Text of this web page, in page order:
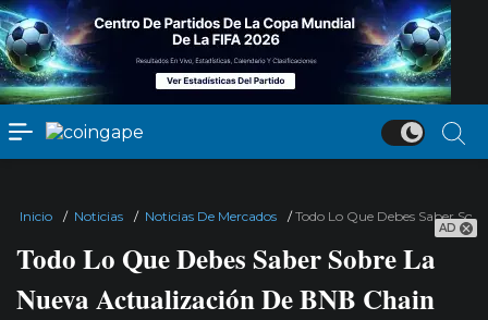
AD
Inicio / Noticias / Noticias De Mercados /Todo Lo Que Debes Saber
Todo Lo Que Debes Saber Sobre La
Nueva Actualización De BNB Chain